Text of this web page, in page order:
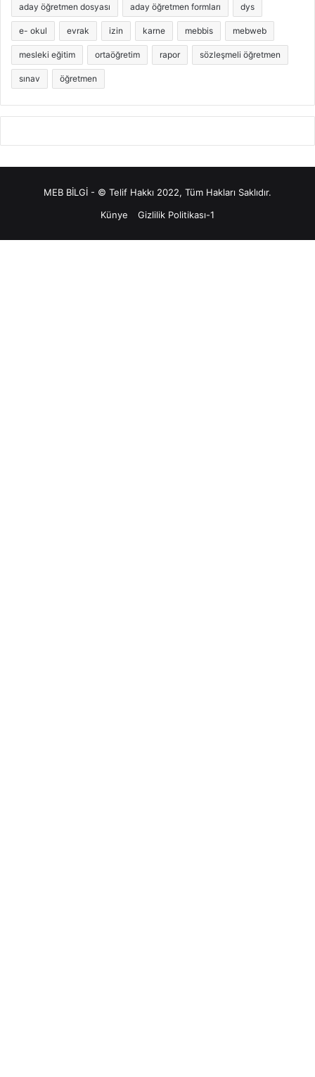
aday öğretmen dosyası aday öğretmen formları dys
e- okul evrak izin karne mebbis mebweb
mesleki eğitim ortaöğretim rapor sözleşmeli öğretmen
sınav öğretmen
MEB BİLGİ - © Telif Hakkı 2022, Tüm Hakları Saklıdır.
Künye
Gizlilik Politikası-1